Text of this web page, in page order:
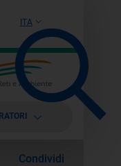
ITA
Condividi